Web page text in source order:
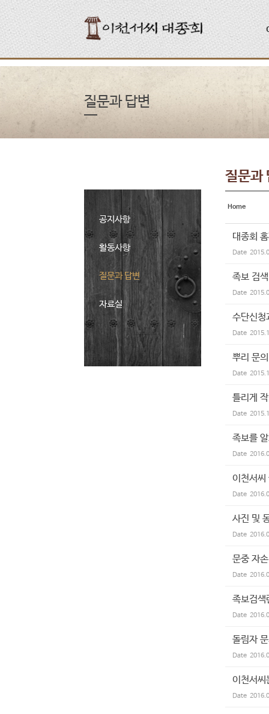
질문과 답변
공지사항
활동사항
질문과 답변
자료실
질문과
Home
대종회
Date
족보 검색
Date
수단신청
Date
뿌리 문의
Date
틀리게
Date
족보를
Date
이천서씨
Date
사진 및
Date
문중 자
Date
족보검색
Date
돌림자
Date
이천서
Date